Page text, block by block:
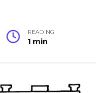
READING
1 min